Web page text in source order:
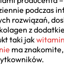
podczas
rozwiązań,
z
taki jak
ma